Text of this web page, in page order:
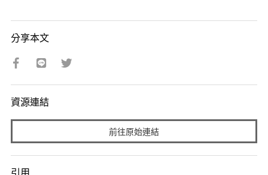
分享本文
資源連結
前往原始連結